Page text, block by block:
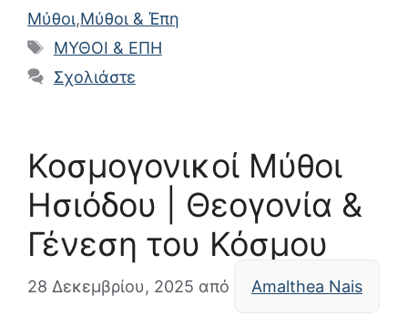
Μύθοι,Μύθοι & Έπη
Ετικέτες
ΜΥΘΟΙ & ΕΠΗ
Σχολιάστε
Κοσμογονικοί Μύθοι
Ησιόδου | Θεογονία &
Γένεση του Κόσμου
28 Δεκεμβρίου, 2025 από Amalthea Nais